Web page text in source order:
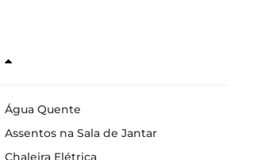
Água Quente
Assentos na Sala de Jantar
Chaleira Elétrica